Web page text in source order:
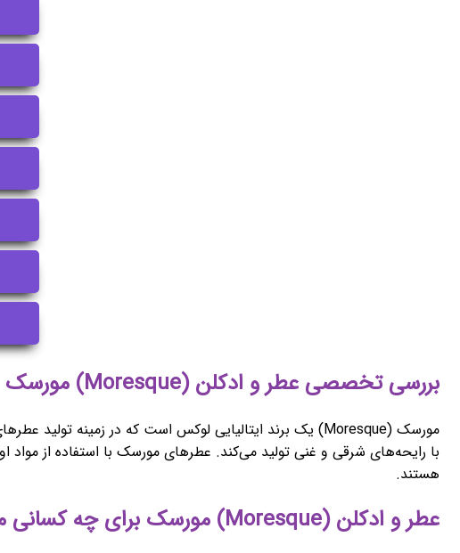
بررسی تخصصی عطر و ادکلن (Moresque) مورسک
با رایحه‌های شرقی و غنی تولید می‌کند. عطرهای مورسک با استفاده از
هستند.
عطر و ادکلن (Moresque) مورسک برای چه کسانی مناسب است؟